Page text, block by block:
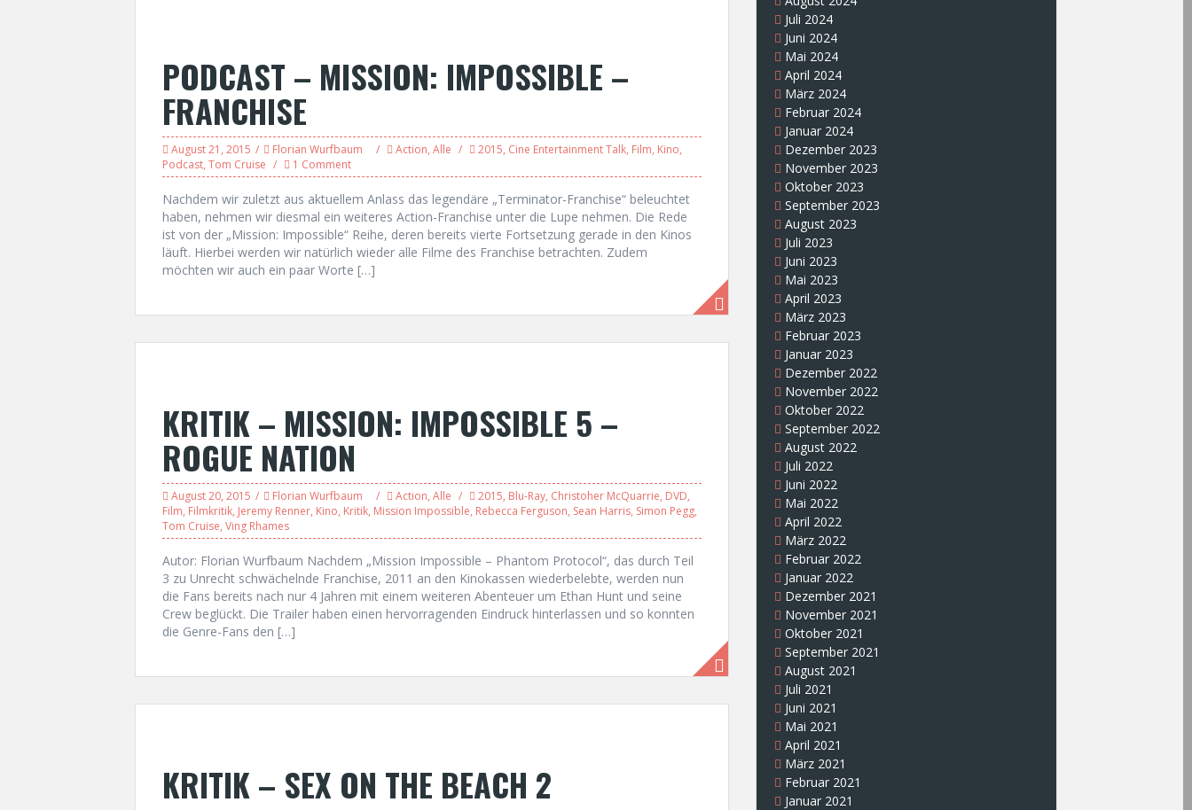
PODCAST – MISSION: IMPOSSIBLE –
FRANCHISE
August 21, 2015 Florian Wurfbaum Action, Alle 2015, Cine Entertainment Talk, Film, Kino,
Podcast, Tom Cruise 1 Comment
Nachdem wir zuletzt aus aktuellem Anlass das legendäre „Terminator-Franchise“ beleuchtet
haben, nehmen wir diesmal ein weiteres Action-Franchise unter die Lupe nehmen. Die Rede
ist von der „Mission: Impossible“ Reihe, deren bereits vierte Fortsetzung gerade in den Kinos
läuft. Hierbei werden wir natürlich wieder alle Filme des Franchise betrachten. Zudem
möchten wir auch ein paar Worte […]
KRITIK – MISSION: IMPOSSIBLE 5 –
ROGUE NATION
August 20, 2015 Florian Wurfbaum Action, Alle 2015, Blu-Ray, Christoher McQuarrie, DVD,
Film, Filmkritik, Jeremy Renner, Kino, Kritik, Mission Impossible, Rebecca Ferguson, Sean Harris, Simon Pegg,
Tom Cruise, Ving Rhames
Autor: Florian Wurfbaum Nachdem „Mission Impossible – Phantom Protocol“, das durch Teil
3 zu Unrecht schwächelnde Franchise, 2011 an den Kinokassen wiederbelebte, werden nun
die Fans bereits nach nur 4 Jahren mit einem weiteren Abenteuer um Ethan Hunt und seine
Crew beglückt. Die Trailer haben einen hervorragenden Eindruck hinterlassen und so konnten
die Genre-Fans den […]
KRITIK – SEX ON THE BEACH 2
Juli 2024
Juni 2024
Mai 2024
April 2024
März 2024
Februar 2024
Januar 2024
Dezember 2023
November 2023
Oktober 2023
September 2023
August 2023
Juli 2023
Juni 2023
Mai 2023
April 2023
März 2023
Februar 2023
Januar 2023
Dezember 2022
November 2022
Oktober 2022
September 2022
August 2022
Juli 2022
Juni 2022
Mai 2022
April 2022
März 2022
Februar 2022
Januar 2022
Dezember 2021
November 2021
Oktober 2021
September 2021
August 2021
Juli 2021
Juni 2021
Mai 2021
April 2021
März 2021
Februar 2021
Januar 2021